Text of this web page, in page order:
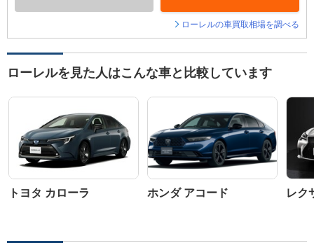
ローレルの車買取相場を調べる
ローレルを見た人はこんな車と比較しています
トヨタ カローラ ホンダ アコード レク